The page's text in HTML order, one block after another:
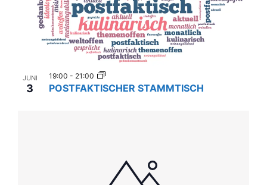
JUNI
3 POSTFAKTISCHER STAMMTISCH
19:00 - 21:00